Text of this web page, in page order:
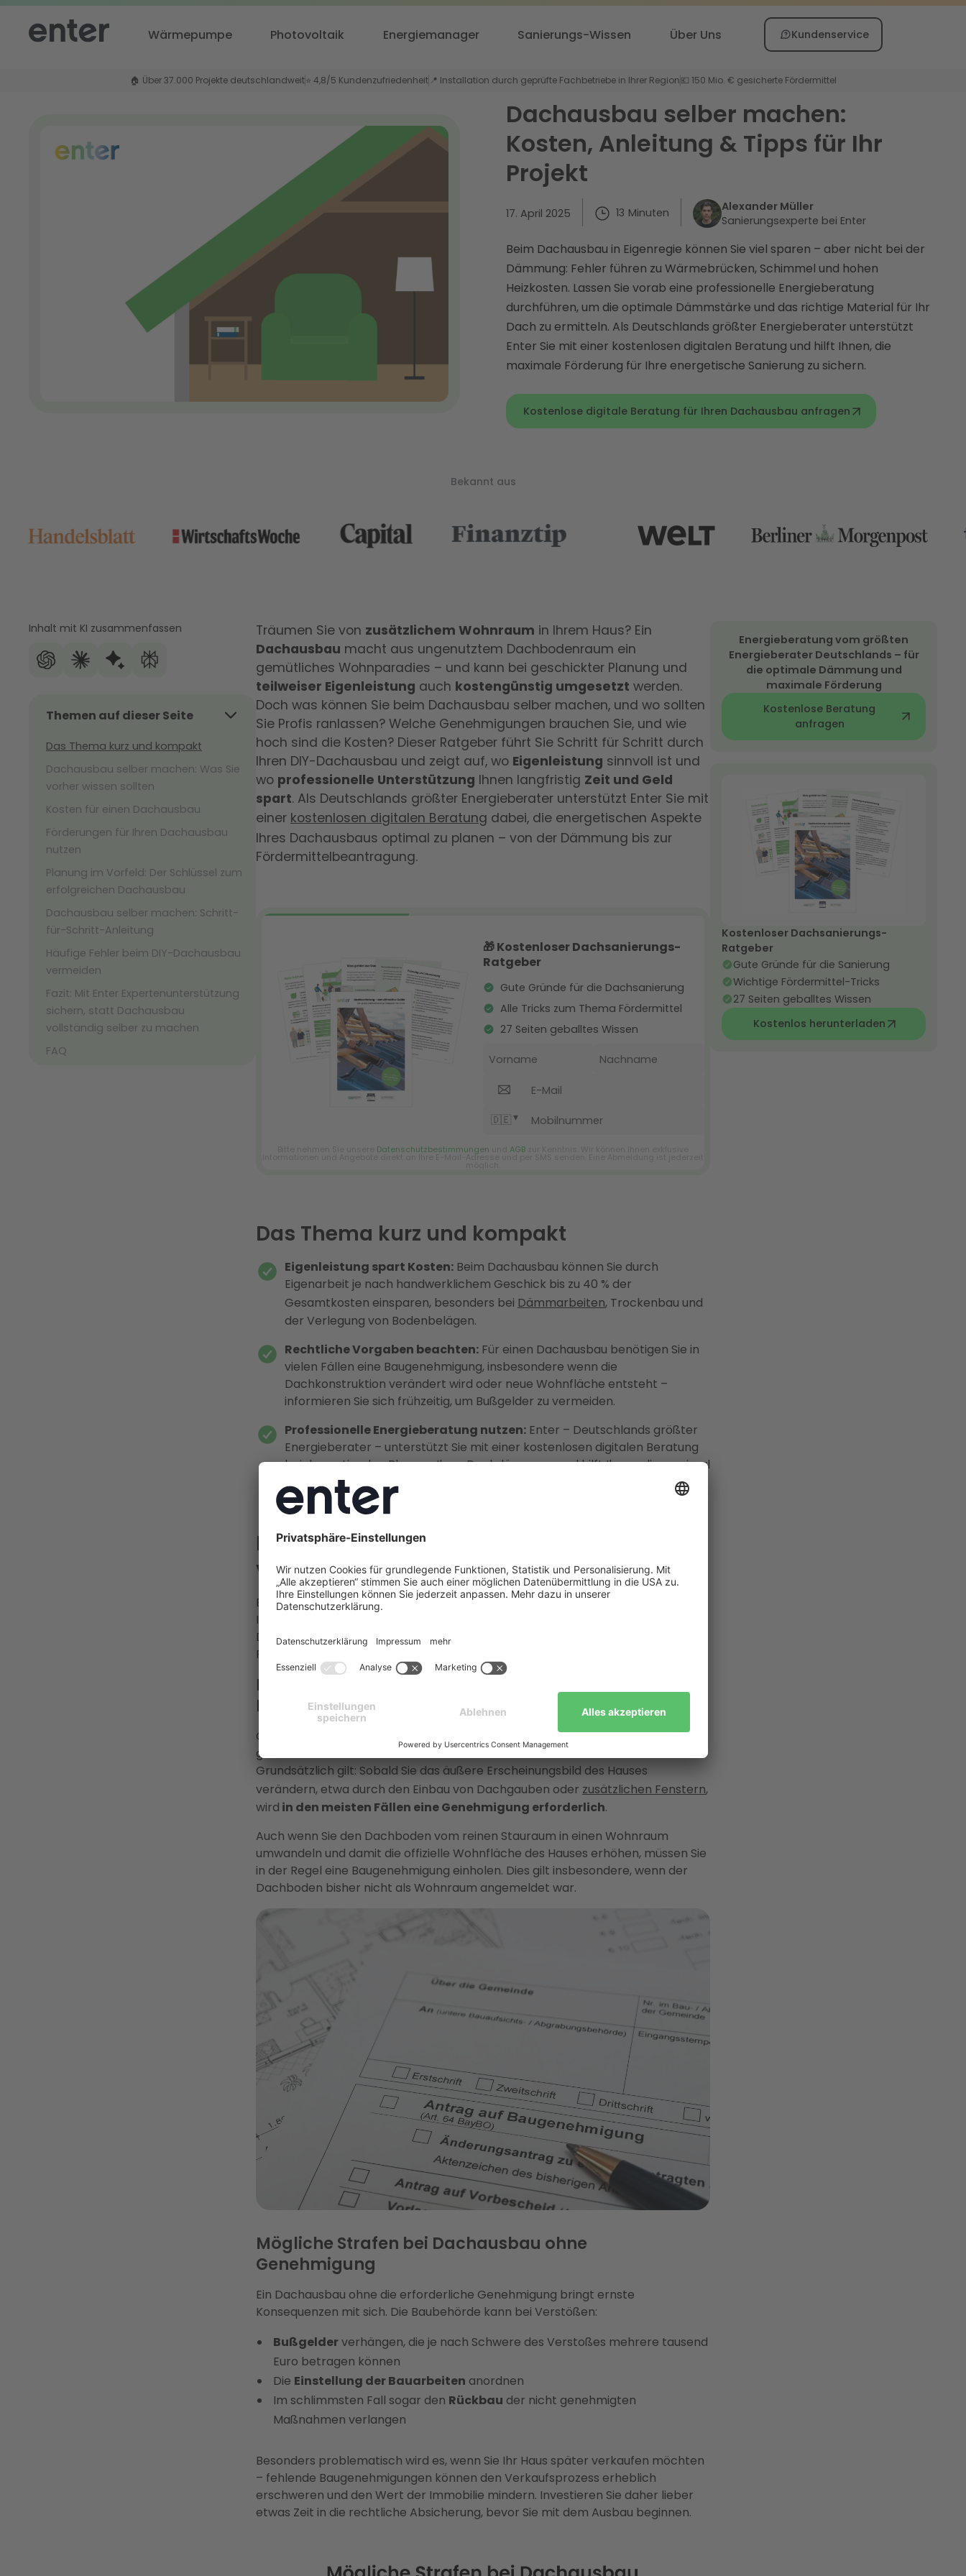
Wärmepumpe Photovoltaik Energiemanager Sanierungs-Wissen Über Uns Kundenservice
🏠 Über 37.000 Projekte deutschlandweit⭐ 4,8/5 Kundenzufriedenheit 📍 Installation durch geprüfte Fachbetriebe in Ihrer Region💶 150 Mio. € gesicherte Fördermittel
Dachausbau selber machen:
Kosten, Anleitung & Tipps für Ihr
Projekt
17. April 2025 13 Minuten
Alexander Müller
Sanierungsexperte bei Enter
Beim Dachausbau in Eigenregie können Sie viel sparen – aber nicht bei der
Dämmung: Fehler führen zu Wärmebrücken, Schimmel und hohen
Heizkosten. Lassen Sie vorab eine professionelle Energieberatung
durchführen, um die optimale Dämmstärke und das richtige Material für Ihr
Dach zu ermitteln. Als Deutschlands größter Energieberater unterstützt
Enter Sie mit einer kostenlosen digitalen Beratung und hilft Ihnen, die
maximale Förderung für Ihre energetische Sanierung zu sichern.
Kostenlose digitale Beratung für Ihren Dachausbau anfragen
Bekannt aus
Inhalt mit KI zusammenfassen
Themen auf dieser Seite
Das Thema kurz und kompakt
Dachausbau selber machen: Was Sie
vorher wissen sollten
Kosten für einen Dachausbau
Förderungen für Ihren Dachausbau
nutzen
Planung im Vorfeld: Der Schlüssel zum
erfolgreichen Dachausbau
Dachausbau selber machen: Schritt-
für-Schritt-Anleitung
Häufige Fehler beim DIY-Dachausbau
vermeiden
Fazit: Mit Enter Expertenunterstützung
sichern, statt Dachausbau
vollständig selber zu machen
FAQ
Träumen Sie von zusätzlichem Wohnraum in Ihrem Haus? Ein
Dachausbau macht aus ungenutztem Dachbodenraum ein
gemütliches Wohnparadies – und kann bei geschickter Planung und
teilweiser Eigenleistung auch kostengünstig umgesetzt werden.
Doch was können Sie beim Dachausbau selber machen, und wo sollten
Sie Profis ranlassen? Welche Genehmigungen brauchen Sie, und wie
hoch sind die Kosten? Dieser Ratgeber führt Sie Schritt für Schritt durch
Ihren DIY-Dachausbau und zeigt auf, wo Eigenleistung sinnvoll ist und
wo professionelle Unterstützung Ihnen langfristig Zeit und Geld
spart. Als Deutschlands größter Energieberater unterstützt Enter Sie mit
einer kostenlosen digitalen Beratung dabei, die energetischen Aspekte
Ihres Dachausbaus optimal zu planen – von der Dämmung bis zur
Fördermittelbeantragung.
Das Thema kurz und kompakt
Eigenleistung spart Kosten: Beim Dachausbau können Sie durch
Eigenarbeit je nach handwerklichem Geschick bis zu 40 % der
Gesamtkosten einsparen, besonders bei Dämmarbeiten, Trockenbau und
der Verlegung von Bodenbelägen.
Rechtliche Vorgaben beachten: Für einen Dachausbau benötigen Sie in
vielen Fällen eine Baugenehmigung, insbesondere wenn die
Dachkonstruktion verändert wird oder neue Wohnfläche entsteht –
informieren Sie sich frühzeitig, um Bußgelder zu vermeiden.
Professionelle Energieberatung nutzen: Enter – Deutschlands größter
Energieberater – unterstützt Sie mit einer kostenlosen digitalen Beratung
bei der optimalen Planung Ihrer Dachdämmung und hilft Ihnen, die maximal
mögliche Förderung zu sichern.
Dachausbau selber machen: Was Sie
vorher wissen sollten
Bevor Sie den ersten Hammer schwingen oder Baumaterialien bestellen, um
Ihren Dachboden auszubauen, sind einige grundlegende Überlegungen zum
Dachausbau wichtig. Die sorgfältige Planung im Vorfeld vermeidet spätere
Probleme und unerwartete Kosten.
Rechtliche Aspekte: Wann brauchen Sie eine
Dachausbau-Genehmigung?
Ob Sie für Ihren Dachausbau eine Baugenehmigungbenötigen, hängt von den
genauen Vorschriften Ihres Bundeslandes oder Ihrer Kommune ab.
Grundsätzlich gilt: Sobald Sie das äußere Erscheinungsbild des Hauses
verändern, etwa durch den Einbau von Dachgauben oder zusätzlichen Fenstern,
wird in den meisten Fällen eine Genehmigung erforderlich.
Auch wenn Sie den Dachboden vom reinen Stauraum in einen Wohnraum
umwandeln und damit die offizielle Wohnfläche des Hauses erhöhen, müssen Sie
in der Regel eine Baugenehmigung einholen. Dies gilt insbesondere, wenn der
Dachboden bisher nicht als Wohnraum angemeldet war.
Mögliche Strafen bei Dachausbau ohne
Genehmigung
Ein Dachausbau ohne die erforderliche Genehmigung bringt ernste
Konsequenzen mit sich. Die Baubehörde kann bei Verstößen:
Bußgelderverhängen, die je nach Schwere des Verstoßes mehrere tausend
Euro betragen können
Die Einstellung der Bauarbeiten anordnen
Im schlimmsten Fall sogar den Rückbau der nicht genehmigten
Maßnahmen verlangen
Besonders problematisch wird es, wenn Sie Ihr Haus später verkaufen möchten
– fehlende Baugenehmigungen können den Verkaufsprozess erheblich
erschweren und den Wert der Immobilie mindern. Investieren Sie daher lieber
etwas Zeit in die rechtliche Absicherung, bevor Sie mit dem Ausbau beginnen.
Energieberatung vom größten
Energieberater Deutschlands – für
die optimale Dämmung und
maximale Förderung
Kostenlose Beratung
anfragen
Kostenloser Dachsanierungs-
Ratgeber
Gute Gründe für die Sanierung
Wichtige Fördermittel-Tricks
27 Seiten geballtes Wissen
Kostenlos herunterladen